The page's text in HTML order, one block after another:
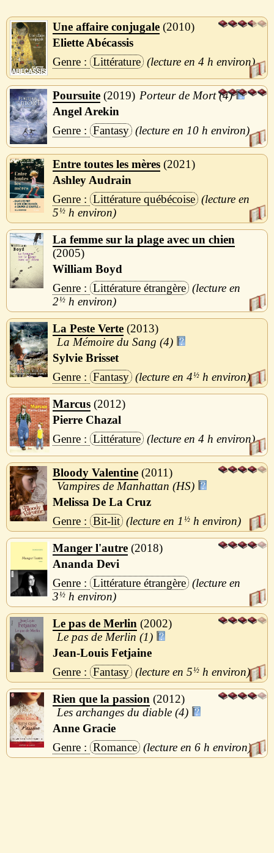
Une affaire conjugale 2010
Eliette Abécassis
Littérature
4 h
Poursuite 2019
Porteur de Mort (4)
Angel Arekin
Fantasy
10 h
Entre toutes les mères 2021
Ashley Audrain
Littérature québécoise
5½ h
La femme sur la plage avec un chien
2005
William Boyd
Littérature étrangère
2½ h
La Peste Verte 2013
La Mémoire du Sang (4)
Sylvie Brisset
Fantasy
4½ h
Marcus 2012
Pierre Chazal
Littérature
4 h
Bloody Valentine 2011
Vampires de Manhattan (HS)
Melissa De La Cruz
Bit-lit
1 ½ h
Manger l'autre 2018
Ananda Devi
Littérature étrangère
3½ h
Le pas de Merlin
2002
Le pas de Merlin (1)
Jean-Louis Fetjaine
Fantasy
5½ h
Rien que la passion
2012
Les archanges du diable (4)
Anne Gracie
Romance
6 h